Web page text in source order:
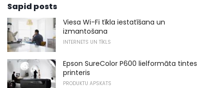
Sapid posts
Viesa Wi-Fi tīkla iestatīšana un
izmantošana
INTERNETS UN TĪKLS
Epson SureColor P600 lielformāta tintes
printeris
PRODUKTU APSKATS